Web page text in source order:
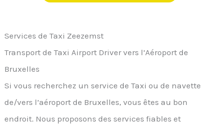
Services de Taxi Zeezemst
Transport de Taxi Airport Driver vers l’Aéroport de
Bruxelles
Si vous recherchez un service de Taxi ou de navette
de/vers l’aéroport de Bruxelles, vous êtes au bon
endroit. Nous proposons des services fiables et